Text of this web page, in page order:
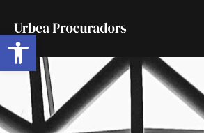
Abrir barra de